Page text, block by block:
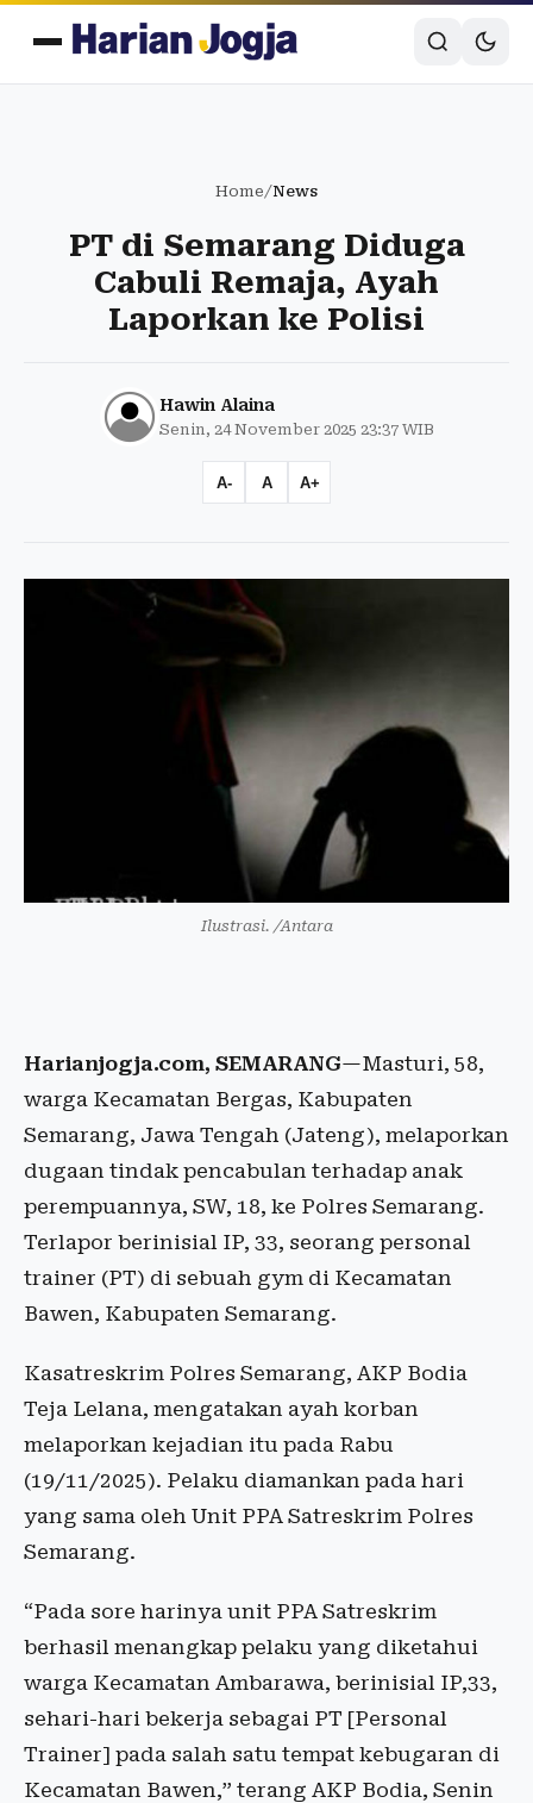
Home/News
PT di Semarang Diduga
Cabuli Remaja, Ayah
Laporkan ke Polisi
Hawin Alaina
Senin, 24 November 2025 23:37 WIB
A- A A+
Ilustrasi. /Antara
Harianjogja.com, SEMARANG—Masturi, 58,
warga Kecamatan Bergas, Kabupaten
Semarang, Jawa Tengah (Jateng), melaporkan
dugaan tindak pencabulan terhadap anak
perempuannya, SW, 18, ke Polres Semarang.
Terlapor berinisial IP, 33, seorang personal
trainer (PT) di sebuah gym di Kecamatan
Bawen, Kabupaten Semarang.
Kasatreskrim Polres Semarang, AKP Bodia
Teja Lelana, mengatakan ayah korban
melaporkan kejadian itu pada Rabu
(19/11/2025). Pelaku diamankan pada hari
yang sama oleh Unit PPA Satreskrim Polres
Semarang.
“Pada sore harinya unit PPA Satreskrim
berhasil menangkap pelaku yang diketahui
warga Kecamatan Ambarawa, berinisial IP,33,
sehari-hari bekerja sebagai PT [Personal
Trainer] pada salah satu tempat kebugaran di
Kecamatan Bawen,” terang AKP Bodia, Senin